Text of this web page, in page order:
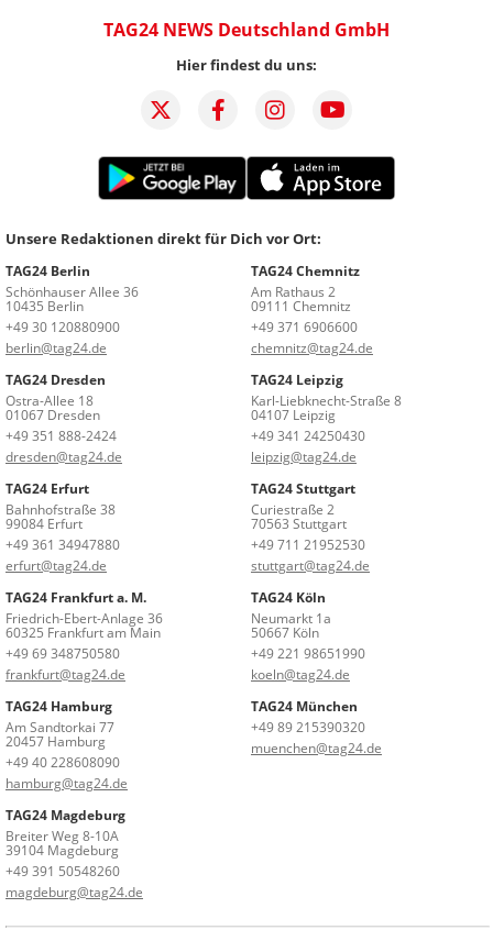
TAG24 NEWS Deutschland GmbH
Hier findest du uns:
Unsere Redaktionen direkt für Dich vor Ort:
TAG24 Berlin
Schönhauser Allee 36
10435 Berlin
+49 30 120880900
berlin@tag24.de
TAG24 Chemnitz
Am Rathaus 2
09111 Chemnitz
+49 371 6906600
chemnitz@tag24.de
TAG24 Dresden
Ostra-Allee 18
01067 Dresden
+49 351 888-2424
dresden@tag24.de
TAG24 Leipzig
Karl-Liebknecht-Straße 8
04107 Leipzig
+49 341 24250430
leipzig@tag24.de
TAG24 Erfurt
Bahnhofstraße 38
99084 Erfurt
+49 361 34947880
erfurt@tag24.de
TAG24 Stuttgart
Curiestraße 2
70563 Stuttgart
+49 711 21952530
stuttgart@tag24.de
TAG24 Frankfurt a. M.
Friedrich-Ebert-Anlage 36
60325 Frankfurt am Main
+49 69 348750580
frankfurt@tag24.de
TAG24 Köln
Neumarkt 1a
50667 Köln
+49 221 98651990
koeln@tag24.de
TAG24 Hamburg
Am Sandtorkai 77
20457 Hamburg
+49 40 228608090
hamburg@tag24.de
TAG24 München
+49 89 215390320
muenchen@tag24.de
TAG24 Magdeburg
Breiter Weg 8-10A
39104 Magdeburg
+49 391 50548260
magdeburg@tag24.de